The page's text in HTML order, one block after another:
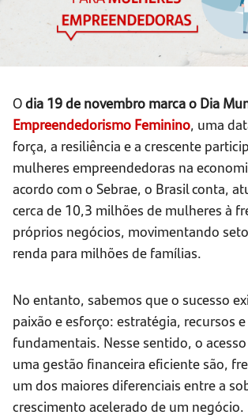
Odia 19 de novembro marca o Dia
Empreendedorismo Feminino, uma
força, a resiliência e a crescente
mulheres empreendedoras na
acordo com o Sebrae, o Brasil conta,
cerca de 10,3 milhões de mulheres à
próprios negócios, movimentando
renda para milhões de famílias.
No entanto, sabemos que o sucesso
paixão e esforço: estratégia, recursos
fundamentais. Nesse sentido, o
uma gestão financeira eficiente são,
um dos maiores diferenciais entre a
crescimento acelerado de um negócio.